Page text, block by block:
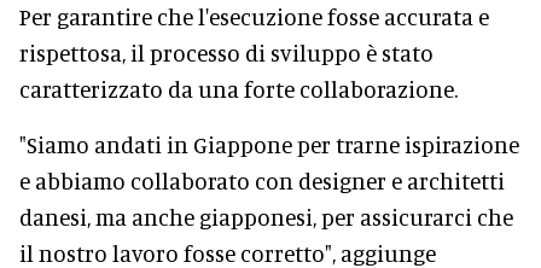
Per garantire che l'esecuzione fosse accurata e
rispettosa, il processo di sviluppo è stato
caratterizzato da una forte collaborazione.
"Siamo andati in Giappone per trarne ispirazione
e abbiamo collaborato con designer e architetti
danesi, ma anche giapponesi, per assicurarci che
il nostro lavoro fosse corretto", aggiunge